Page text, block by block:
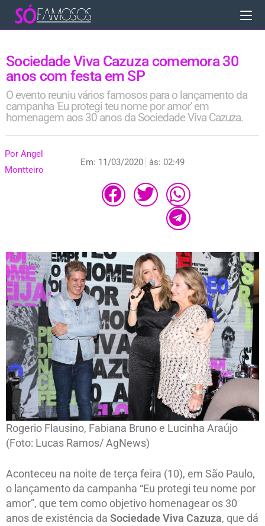
Sociedade Viva Cazuza comemora 30
anos com festa em SP
O evento reuniu vários famosos para o lançamento da
campanha 'Eu protegi teu nome por amor' em
homenagem aos 30 anos da Sociedade Viva Cazuza.
Por Angel
Montteiro
Em: 11/03/2020 às: 02:49
Rogerio Flausino, Fabiana Bruno e Lucinha Araújo
(Foto: Lucas Ramos/ AgNews)
Aconteceu na noite de terça feira (10), em São Paulo,
o lançamento da campanha “Eu protegi teu nome por
amor”, que tem como objetivo homenagear os 30
anos de existência da Sociedade Viva Cazuza, que dá